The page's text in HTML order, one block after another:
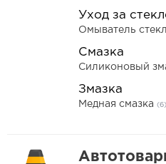
Уход за
Омыватель
Смазка
Силиконовый
Змазка
Медная смазка (6)